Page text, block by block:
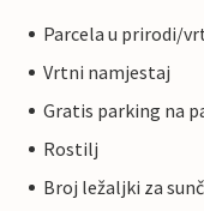
Parcela u prirodi/
Vrtni namjestaj
Gratis parking na
Rostilj
Broj ležaljki za